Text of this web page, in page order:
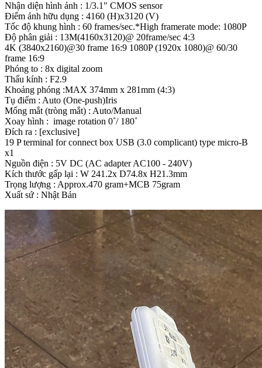
Nhận diện hình ảnh : 1/3.1" CMOS sensor
Điểm ảnh hữu dụng : 4160 (H)x3120 (V)
Tốc độ khung hình : 60 frames/sec.*High framerate mode: 1080P
Độ phân giải : 13M(4160x3120)@ 20frame/sec 4:3
4K (3840x2160)@30 frame 16:9 1080P (1920x 1080)@ 60/30
frame 16:9
Phóng to : 8x digital zoom
Thấu kính : F2.9
Khoảng phóng :MAX 374mm x 281mm (4:3)
Tụ điểm : Auto (One-push)Iris
Mống mắt (tròng mắt) : Auto/Manual
Xoay hình : image rotation 0˚/ 180˚
Đích ra : [exclusive]
19 P terminal for connect box USB (3.0 complicant) type micro-B
x1
Nguồn điện : 5V DC (AC adapter AC100 - 240V)
Kích thước gấp lại : W 241.2x D74.8x H21.3mm
Trọng lượng : Approx.470 gram+MCB 75gram
Xuất sứ : Nhật Bản